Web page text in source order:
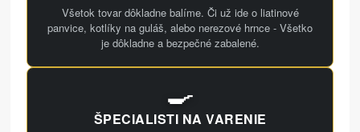
Všetok tovar dôkladne balíme. Či už ide o liatinové
panvice, kotlíky na guláš, alebo nerezové hrnce - Všetko
je dôkladne a bezpečné zabalené.
🍳
ŠPECIALISTI NA VARENIE